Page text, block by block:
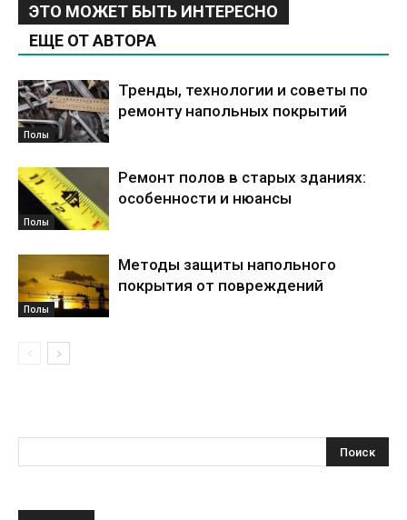
ЭТО МОЖЕТ БЫТЬ ИНТЕРЕСНО
ЕЩЕ ОТ АВТОРА
Полы
Тренды, технологии и советы по
ремонту напольных покрытий
Полы
Ремонт полов в старых зданиях:
особенности и нюансы
Полы
Методы защиты напольного
покрытия от повреждений